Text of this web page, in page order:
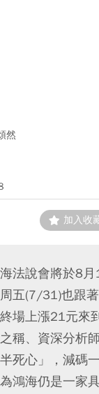
然
加入收
法說會將於8
五(7/31)也跟
場上漲21元來
稱、資深分析
死心」，減碼
鴻海仍是一家